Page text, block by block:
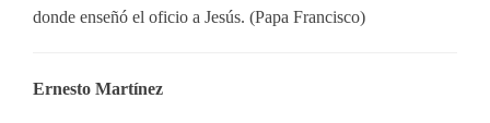
donde enseñó el oficio a Jesús. (Papa Francisco)
Ernesto Martínez